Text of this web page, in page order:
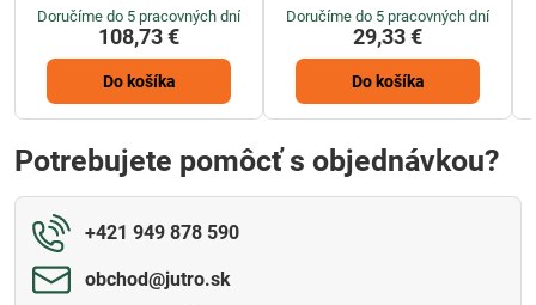
Doručíme do 5 pracovných dní
108,73 €
Do košíka
Doručíme do 5 pracovných dní
29,33 €
Do košíka
Potrebujete pomôcť s objednávkou?
+421 949 878 590
obchod​@jutro​.sk